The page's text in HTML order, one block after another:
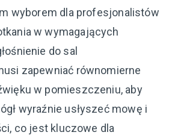
wyborem dla profesjonalistów
w wymagających
do sal
zapewniać równomierne
w pomieszczeniu, aby
wyraźnie usłyszeć mowę i
co jest kluczowe dla